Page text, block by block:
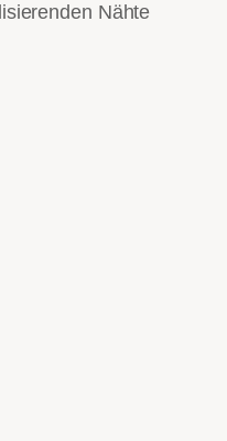
Nähte